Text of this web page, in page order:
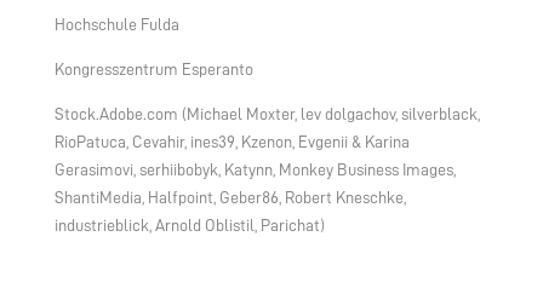
Hochschule Fulda
Kongresszentrum Esperanto
Stock.Adobe.com (Michael Moxter, lev dolgachov, silverblack,
RioPatuca, Cevahir, ines39, Kzenon, Evgenii & Karina
Gerasimovi, serhiibobyk, Katynn, Monkey Business Images,
ShantiMedia, Halfpoint, Geber86, Robert Kneschke,
industrieblick, Arnold Oblistil, Parichat)